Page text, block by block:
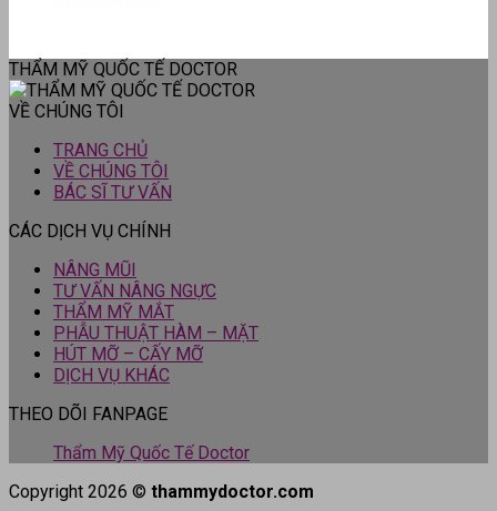
THẨM MỸ QUỐC TẾ DOCTOR
VỀ CHÚNG TÔI
TRANG CHỦ
VỀ CHÚNG TÔI
BÁC SĨ TƯ VẤN
CÁC DỊCH VỤ CHÍNH
NÂNG MŨI
TƯ VẤN NÂNG NGỰC
THẨM MỸ MẮT
PHẪU THUẬT HÀM – MẶT
HÚT MỠ – CẤY MỠ
DỊCH VỤ KHÁC
THEO DÕI FANPAGE
Thẩm Mỹ Quốc Tế Doctor
Copyright 2026 © thammydoctor.com